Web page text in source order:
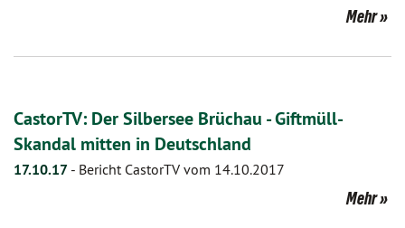
Mehr
CastorTV: Der Silbersee Brüchau - Giftmüll-
Skandal mitten in Deutschland
17.10.17 - Bericht CastorTV vom 14.10.2017
Mehr